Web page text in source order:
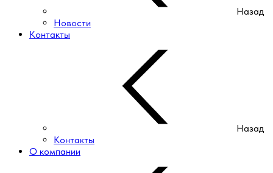
Назад
Новости
Контакты
Назад
Контакты
О компании